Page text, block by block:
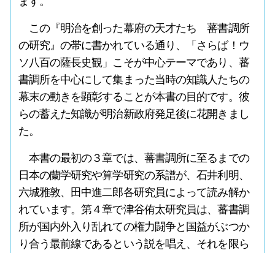
この『明治を創った幕府の天才たち 蕃書調所
の研究』の帯に書かれている通り、「さらば！ウ
ソ八百の薩長史観」こそが中心テーマであり、蕃
書調所を中心にして集まった当時の知識人たちの
幕末の動きを顕彰することが本書の目的です。彼
らの蓄えた知識が明治新政府発足後に花開きまし
た。
本書の最初の３章では、蕃書調所に至るまでの
日本の蘭学研究や算学研究の系譜が、石井利明、
六城雅敦、田中進二郎各研究員によって読み解か
れています。第４章で津谷侑太研究員は、蕃書調
所が国内外入り乱れての権力闘争と国益がぶつか
り合う最前線であるという説を唱え、それを限ら